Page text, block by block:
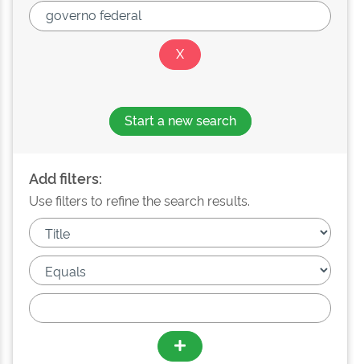
Start a new search
Add filters:
Use filters to refine the search results.